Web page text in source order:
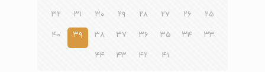
۲۵
۲۶ ۲۷ ۲۸ ۲۹ ۳۰ ۳۱
۳۲
۳۳
۳۴ ۳۵ ۳۶ ۳۷ ۳۸ ۳۹
۴۰
۴۱
۴۲ ۴۳ ۴۴